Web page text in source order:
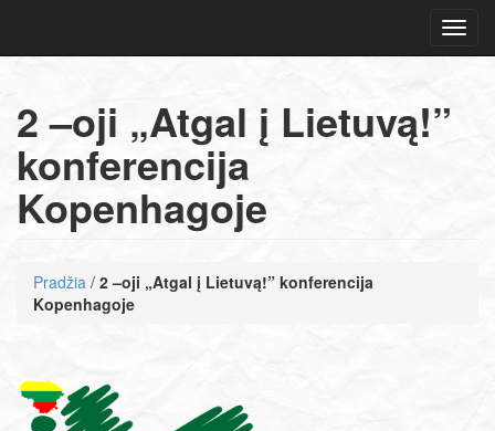
2 –oji „Atgal į Lietuvą!”
konferencija
Kopenhagoje
Pradžia / 2 –oji „Atgal į Lietuvą!” konferencija
Kopenhagoje